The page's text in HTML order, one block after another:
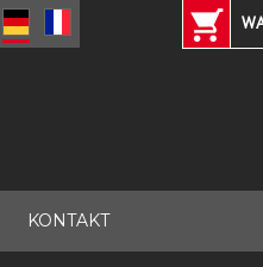
KONTAKT